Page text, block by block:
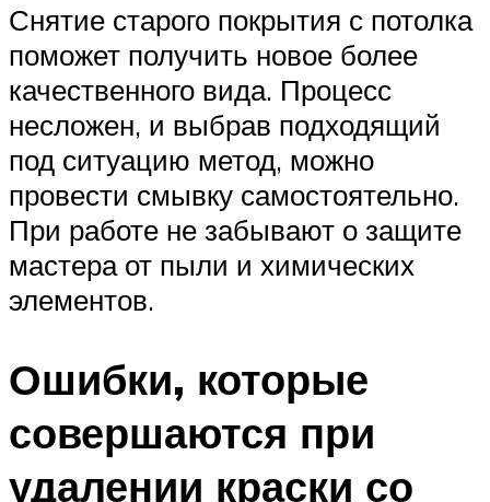
Снятие старого покрытия с потолка
поможет получить новое более
качественного вида. Процесс
несложен, и выбрав подходящий
под ситуацию метод, можно
провести смывку самостоятельно.
При работе не забывают о защите
мастера от пыли и химических
элементов.
Ошибки, которые
совершаются при
удалении краски со